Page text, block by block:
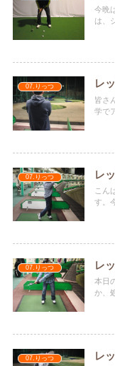
今晩
は、
07.りっつ レ
皆さ
学で
07.りっつ レ
こん
す。
07.りっつ レ
本日
か、
07.りっつ レ